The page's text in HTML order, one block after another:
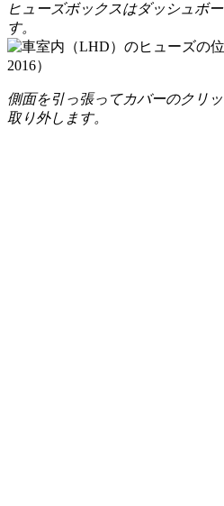
ヒューズボックスはダッシュボ
す。
側面を引っ張ってカバーのクリ
取り外します。